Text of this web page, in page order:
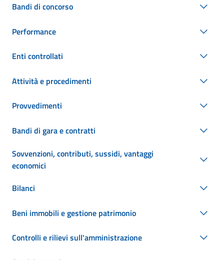
Bandi di concorso
Performance
Enti controllati
Attività e procedimenti
Provvedimenti
Bandi di gara e contratti
Sovvenzioni, contributi, sussidi, vantaggi
economici
Bilanci
Beni immobili e gestione patrimonio
Controlli e rilievi sull'amministrazione